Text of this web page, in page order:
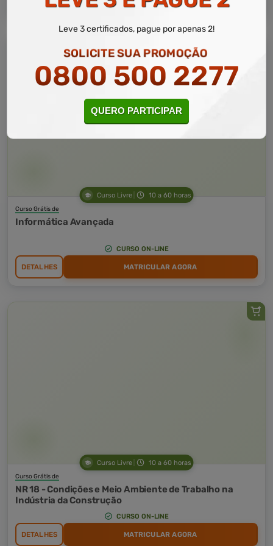
Curso Livre 10 a 60 horas
Curso Grátis de
Informática Avançada
CURSO ON-LINE
DETALHES MATRICULAR AGORA
Curso Livre 10 a 60 horas
Curso Grátis de
NR 18 - Condições e Meio Ambiente de Trabalho na
Indústria da Construção
CURSO ON-LINE
DETALHES MATRICULAR AGORA
Leve 3 certificados, pague por apenas 2!
SOLICITE SUA PROMOÇÃO
0800 500 2277
QUERO PARTICIPAR